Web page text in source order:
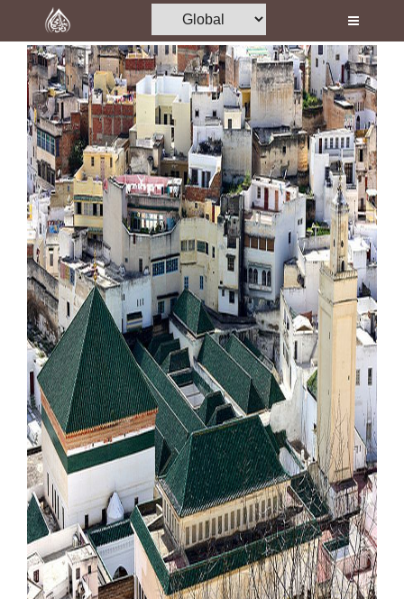
Home
Al-Quran
Books
Media
Madani Channel
Volunteer Portal
Rohani Ilaj
Donation
Blog
Magazine
Departments
Our Websites
More